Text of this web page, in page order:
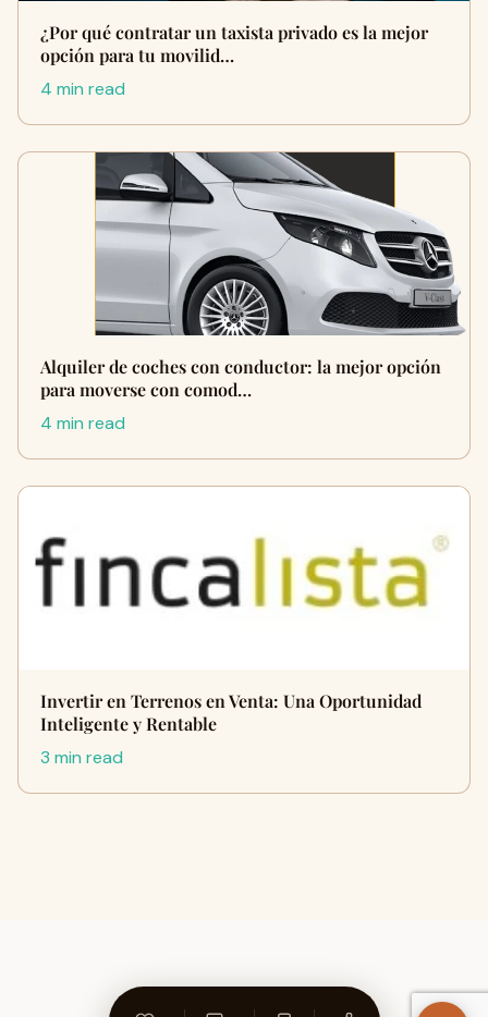
¿Por qué contratar un taxista privado es la mejor
opción para tu movilid…
4 min read
Alquiler de coches con conductor: la mejor opción
para moverse con comod…
4 min read
Invertir en Terrenos en Venta: Una Oportunidad
Inteligente y Rentable
3 min read